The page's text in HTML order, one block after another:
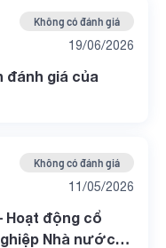
Không có đánh giá
19/06/2026
đánh giá của
Không có đánh giá
11/05/2026
Hoạt động cổ
Nhà nước